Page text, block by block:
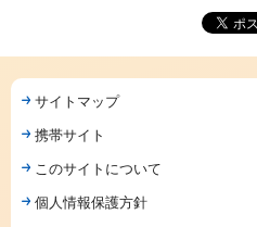
サイトマップ
携帯サイト
このサイトについて
個人情報保護方針